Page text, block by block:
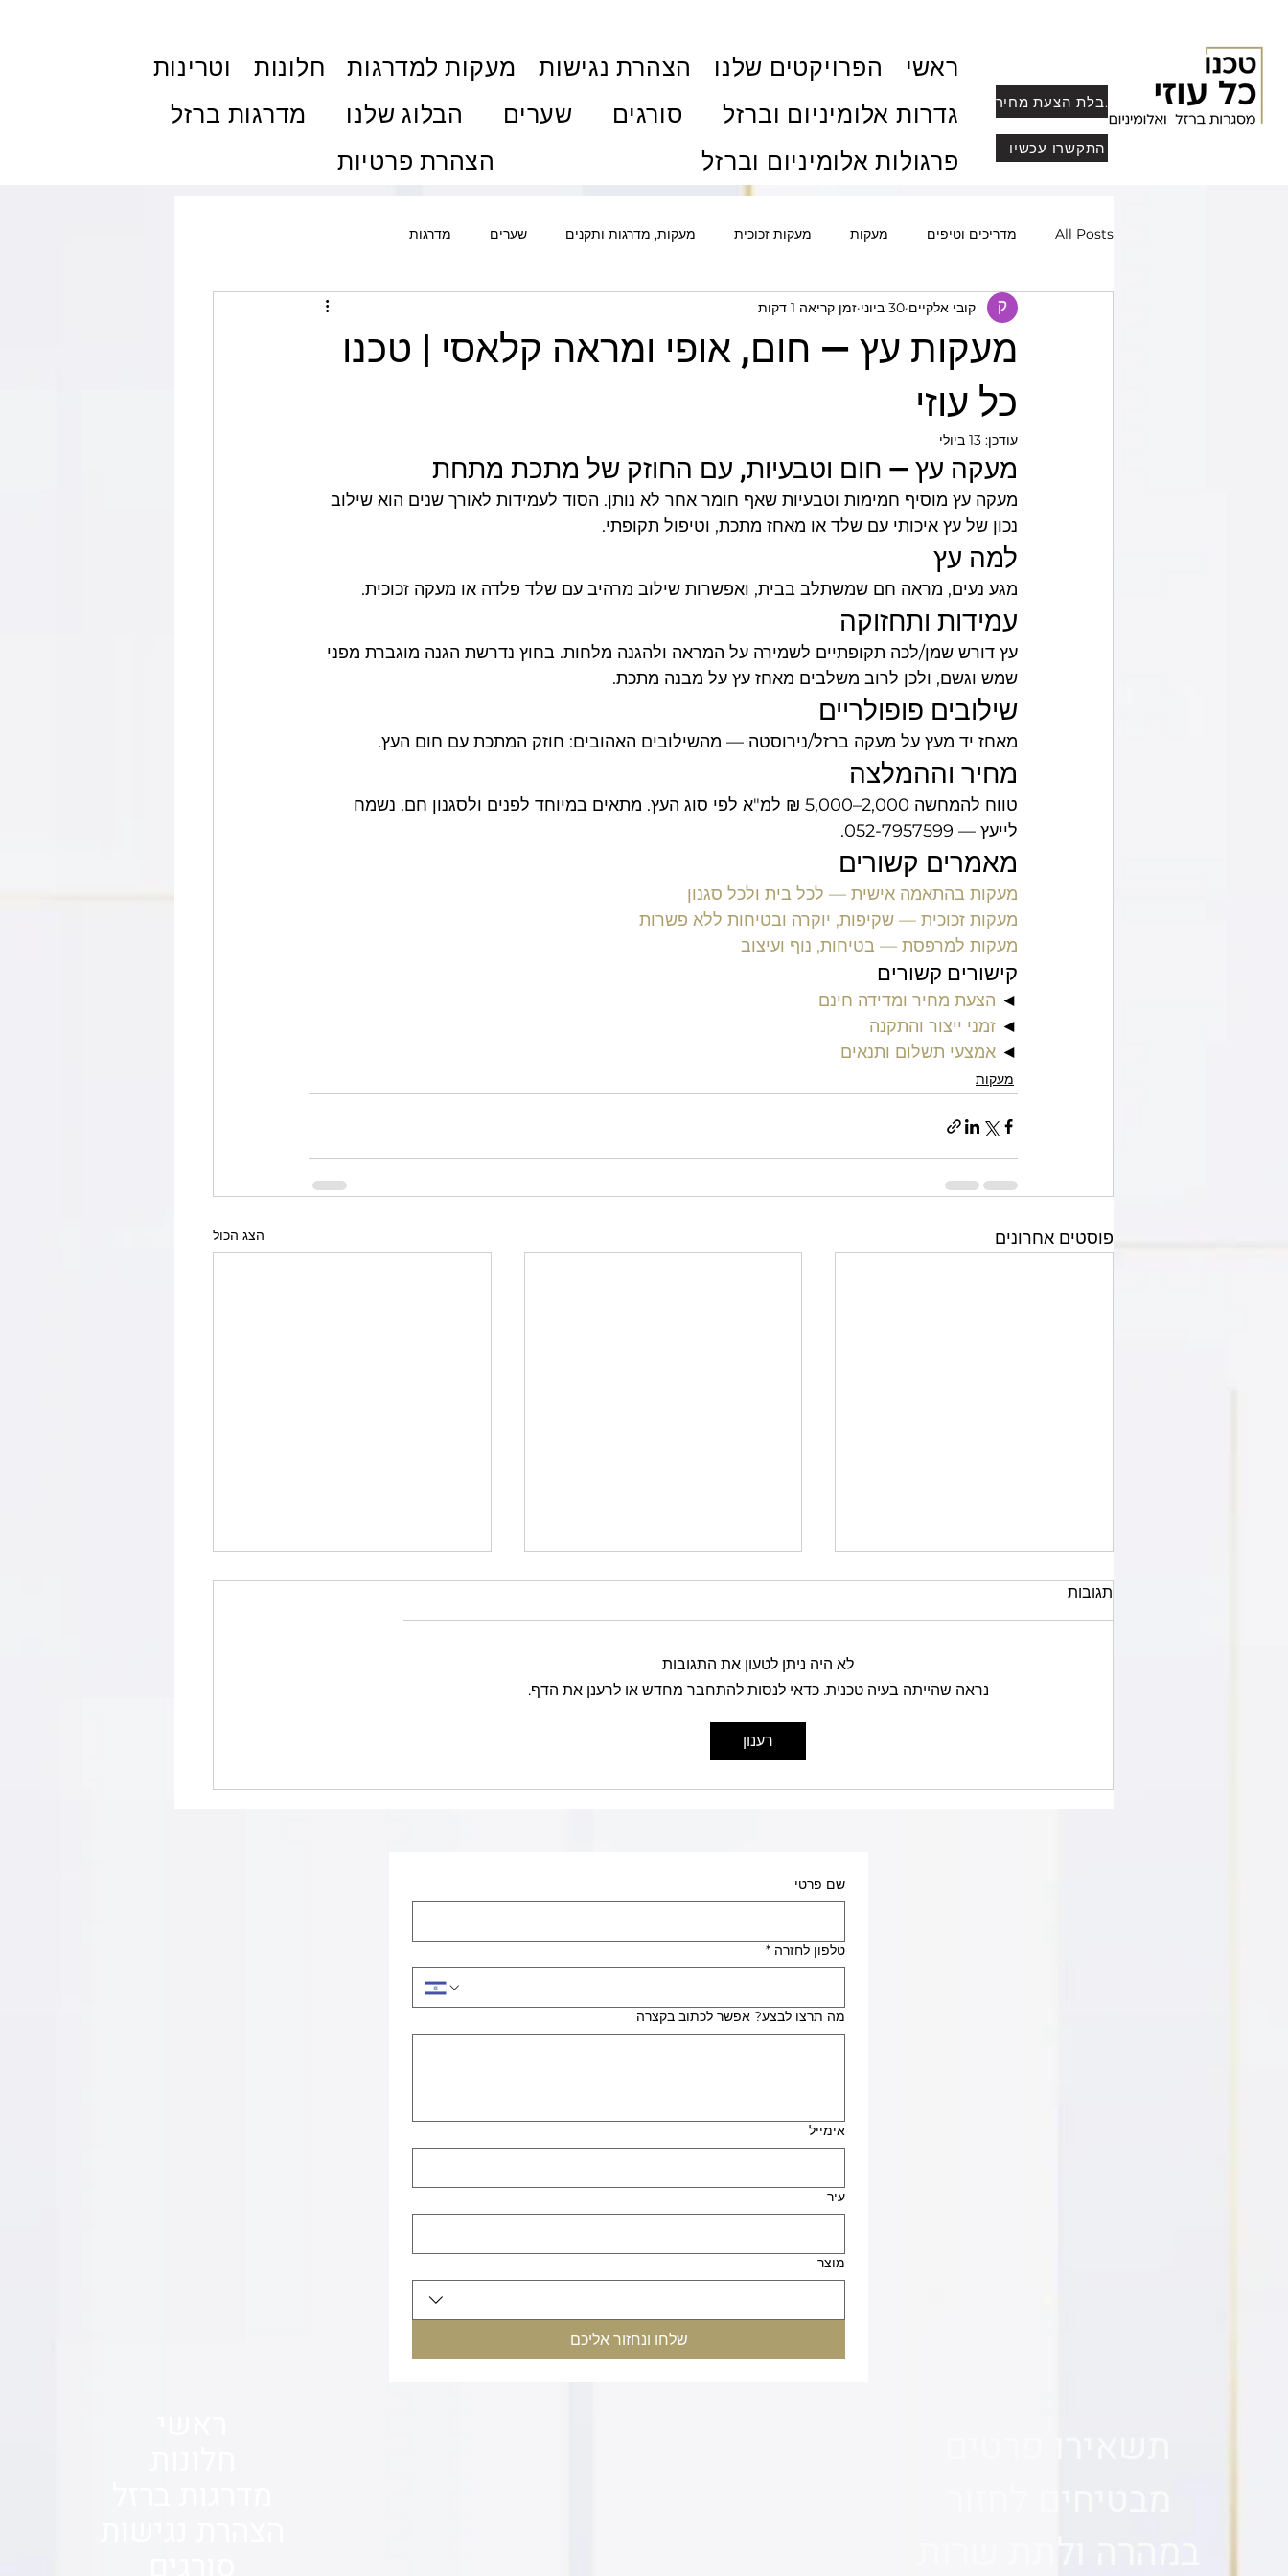
ראשי הפרויקטים שלנו הצהרת נגישות מעקות למדרגות חלונות
וטרינות
גדרות אלומיניום וברזל
סורגים שערים הבלוג שלנו
מדרגות ברזל
פרגולות אלומיניום וברזל
הצהרת פרטיות
לקבלת הצעת מחיר
התקשרו עכשיו
All Posts מדריכים וטיפים מעקות מעקות זכוכית מעקות, מדרגות ותקנים שערים מדרגות
שערים חשמליים ומעוצבים סורגים אלומיניום
מסגר באזור שלך
מעקות עץ — חום, אופי ומראה קלאסי | טכנו
כל עוזי
קובי אלקיים 30 ביוני זמן קריאה 1 דקות
עודכן: 13 ביולי
מעקה עץ — חום וטבעיות, עם החוזק של מתכת מתחת
מעקה עץ מוסיף חמימות וטבעיות שאף חומר אחר לא נותן. הסוד לעמידות לאורך שנים הוא שילוב
נכון של עץ איכותי עם שלד או מאחז מתכת, וטיפול תקופתי.
למה עץ
מגע נעים, מראה חם שמשתלב בבית, ואפשרות שילוב מרהיב עם שלד פלדה או מעקה זכוכית.
עמידות ותחזוקה
עץ דורש שמן/לכה תקופתיים לשמירה על המראה ולהגנה מלחות. בחוץ נדרשת הגנה מוגברת מפני
שמש וגשם, ולכן לרוב משלבים מאחז עץ על מבנה מתכת.
שילובים פופולריים
מאחז יד מעץ על מעקה ברזל/נירוסטה — מהשילובים האהובים: חוזק המתכת עם חום העץ.
מחיר וההמלצה
טווח להמחשה 2,000–5,000 ₪ למ"א לפי סוג העץ. מתאים במיוחד לפנים ולסגנון חם. נשמח
לייעץ — 052-7957599.
מאמרים קשורים
מעקות בהתאמה אישית — לכל בית ולכל סגנון
מעקות זכוכית — שקיפות, יוקרה ובטיחות ללא פשרות
מעקות למרפסת — בטיחות, נוף ועיצוב
קישורים קשורים
◄ הצעת מחיר ומדידה חינם
◄ זמני ייצור והתקנה
◄ אמצעי תשלום ותנאים
מעקות
פוסטים אחרונים הצג הכול
מחיר מעקה למטר: מה משפיע
ואילו פרטים חייבים להופיע בהצעת
מעקה בטיחות: מה חייבים
או למרפסת: בטיחות, חומר, עיגון,
גמר, מדידה ותמחור.
תגובות
לא היה ניתן לטעון את התגובות
נראה שהייתה בעיה טכנית. כדאי לנסות להתחבר מחדש או לרענן את הדף.
רענון
שם פרטי
טלפון לחזרה *
מה תרצו לבצע? אפשר לכתוב בקצרה
אימייל
עיר
מוצר
שלחו ונחזור אליכם